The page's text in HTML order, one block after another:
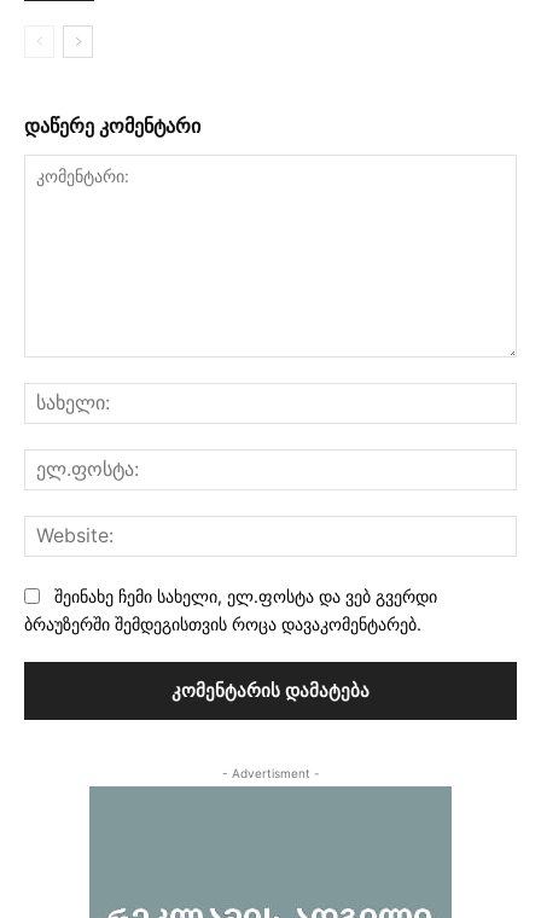
დაწერე კომენტარი
შეინახე ჩემი სახელი, ელ.ფოსტა და ვებ გვერდი
ბრაუზერში შემდეგისთვის როცა დავაკომენტარებ.
- Advertisment -